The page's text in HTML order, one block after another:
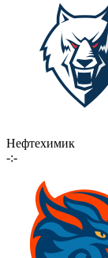
Нефтехимик
-:-